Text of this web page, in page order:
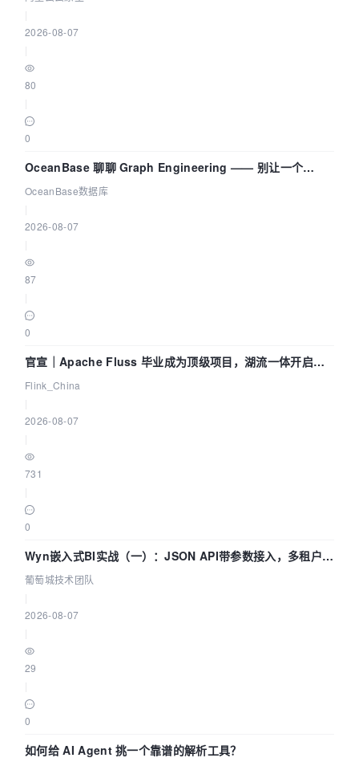
2026-08-07
80
0
OceanBase 聊聊 Graph Engineering —— 别让一个
Agent 既当运动员又
OceanBase数据库
2026-08-07
87
0
官宣｜Apache Fluss 毕业成为顶级项目，湖流一体开启
Agentic Lake 全面实时化时代
Flink_China
2026-08-07
731
0
Wyn嵌入式BI实战（一）：JSON API带参数接入，多租户数
据源配置指南 | 葡萄城技术团队
葡萄城技术团队
2026-08-07
29
0
如何给 AI Agent 挑一个靠谱的解析工具？